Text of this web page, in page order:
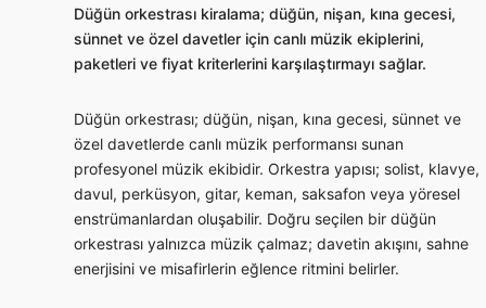
Düğün orkestrası kiralama; düğün, nişan, kına gecesi,
sünnet ve özel davetler için canlı müzik ekiplerini,
paketleri ve fiyat kriterlerini karşılaştırmayı sağlar.
Düğün orkestrası; düğün, nişan, kına gecesi, sünnet ve
özel davetlerde canlı müzik performansı sunan
profesyonel müzik ekibidir. Orkestra yapısı; solist, klavye,
davul, perküsyon, gitar, keman, saksafon veya yöresel
enstrümanlardan oluşabilir. Doğru seçilen bir düğün
orkestrası yalnızca müzik çalmaz; davetin akışını, sahne
enerjisini ve misafirlerin eğlence ritmini belirler.